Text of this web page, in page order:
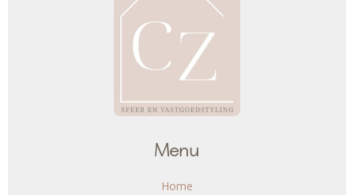
Menu
Home